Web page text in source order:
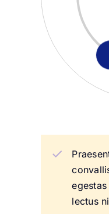
lectus